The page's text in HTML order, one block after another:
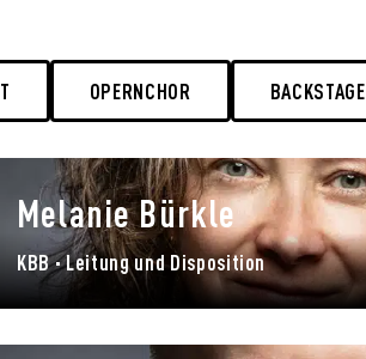
OPERNCHOR BACKSTAGE
Melanie Bürkle
KBB · Leitung und Disposition